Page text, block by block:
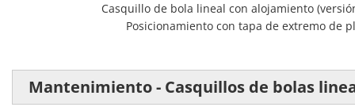
Casquillo de bola lineal con alojamiento
Posicionamiento con tapa de extremo de
Mantenimiento - Casquillos de bolas